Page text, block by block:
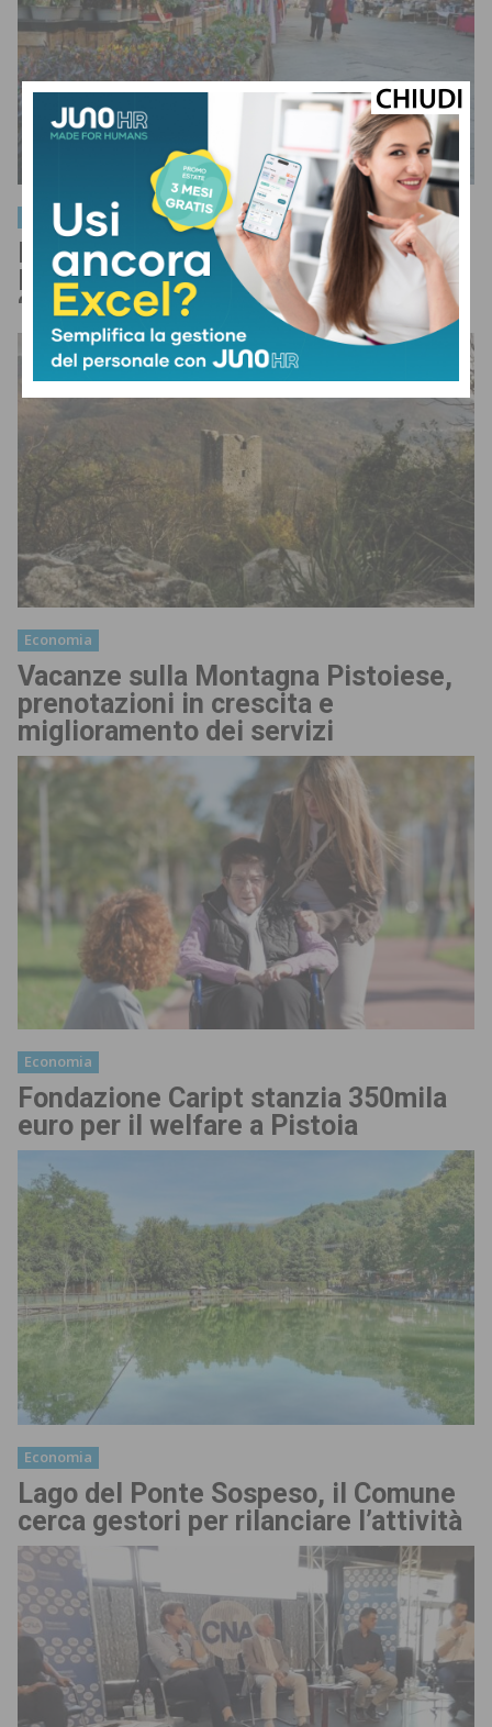
Economia
Mercato allo stadio per il Luglio
Pistoiese, le ragioni del Comune:
“Ma è l’intero sistema da ripensare”
Economia
Vacanze sulla Montagna Pistoiese,
prenotazioni in crescita e
miglioramento dei servizi
Economia
Fondazione Caript stanzia 350mila
euro per il welfare a Pistoia
Economia
Lago del Ponte Sospeso, il Comune
cerca gestori per rilanciare l’attività